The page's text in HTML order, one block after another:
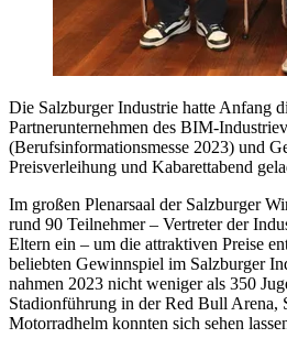
Die Salzburger Industrie hatte Anfang
Partnerunternehmen des BIM-
(Berufsinformationsmesse 2023) und
Preisverleihung und Kabarettabend
Im großen Plenarsaal der Salzburger
rund 90 Teilnehmer – Vertreter der
Eltern ein – um die attraktiven Preise
beliebten Gewinnspiel im Salzburger
nahmen 2023 nicht weniger als 350
Stadionführung in der Red Bull Arena,
Motorradhelm konnten sich sehen